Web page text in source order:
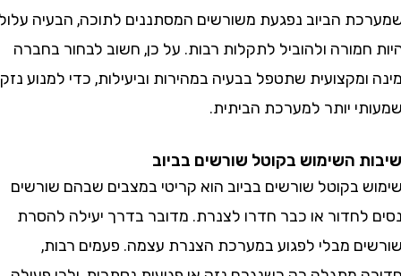
הביוב נפגעת משורשים המסתננים לתוכה, הבעיה עלולה
ולהוביל לתקלות רבות. על כן, חשוב לבחור בחברה
שתטפל בבעיה במהירות וביעילות, כדי למנוע נזק
יותר למערכת הביתית.
השימוש בקוטל שורשים בביוב
בקוטל שורשים בביוב הוא קריטי במצבים שבהם שורשים
או כבר חדרו לצנרת. מדובר בדרך יעילה להסרת
מבלי לפגוע במערכת הצנרת עצמה. פעמים רבות,